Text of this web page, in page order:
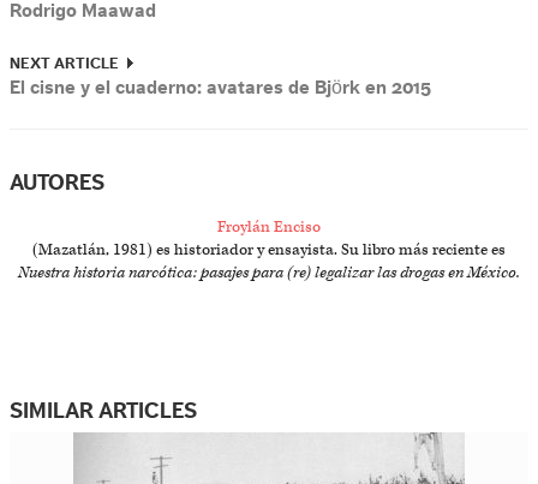
Rodrigo Maawad
NEXT ARTICLE
El cisne y el cuaderno: avatares de Björk en 2015
AUTORES
Froylán Enciso
(Mazatlán, 1981) es historiador y ensayista. Su libro más reciente es
Nuestra historia narcótica: pasajes para (re) legalizar las drogas en México.
SIMILAR ARTICLES